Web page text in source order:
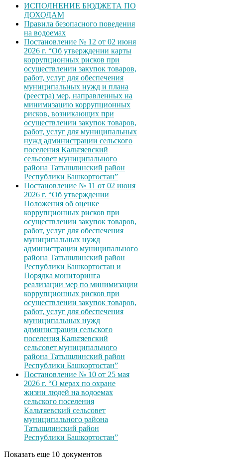
ИСПОЛНЕНИЕ БЮДЖЕТА ПО
ДОХОДАМ
Правила безопасного поведения
на водоемах
Постановление № 12 от 02 июня
2026 г. “Об утверждении карты
коррупционных рисков при
осуществлении закупок товаров,
работ, услуг для обеспечения
муниципальных нужд и плана
(реестра) мер, направленных на
минимизацию коррупционных
рисков, возникающих при
осуществлении закупок товаров,
работ, услуг для муниципальных
нужд администрации сельского
поселения Кальтяевский
сельсовет муниципального
района Татышлинский район
Республики Башкортостан”
Постановление № 11 от 02 июня
2026 г. “Об утверждении
Положения об оценке
коррупционных рисков при
осуществлении закупок товаров,
работ, услуг для обеспечения
муниципальных нужд
администрации муниципального
района Татышлинский район
Республики Башкортостан и
Порядка мониторинга
реализации мер по минимизации
коррупционных рисков при
осуществлении закупок товаров,
работ, услуг для обеспечения
муниципальных нужд
администрации сельского
поселения Кальтяевский
сельсовет муниципального
района Татышлинский район
Республики Башкортостан”
Постановление № 10 от 25 мая
2026 г. “О мерах по охране
жизни людей на водоемах
сельского поселения
Кальтяевский сельсовет
муниципального района
Татышлинский район
Республики Башкортостан”
Показать еще 10 документов